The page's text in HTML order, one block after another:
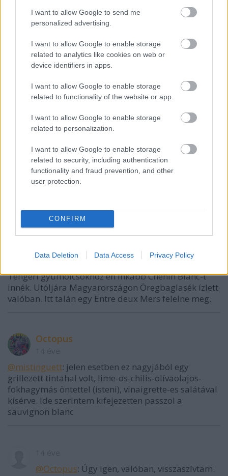
I want to allow Google to send me
personalized advertising.
I want to allow Google to enable storage
related to analytics like cookies on web or
device identifiers in apps.
I want to allow Google to enable storage
related to functionality of the website or app.
I want to allow Google to enable storage
related to personalization.
I want to allow Google to enable storage
related to security, including authentication
functionality and fraud prevention, and other
user protection.
CONFIRM
Data Deletion Data Access Privacy Policy
Szerintem nagyon megérne egy pár kört a
bor-étel vita. Én rendkívül kíváncsi vagyok a
szkeptikusok érveire (sőt: meggyőzhető is tudok
lenni).
Ebben az esetben nekem konkrétan a tintahalról
kicsit édeskés, és elég erős ízű. Igaz, nem sok
formáját ismerem, de amit kóstoltam (és/vagy
rántva, de azt most hagyjuk), vastag, erős ízű kaják
voltak. Nekem a tintahal a hal és a szárnyas között
fogyasztott diszkrét cucc, hanem egy karakteresebb
ízű, édeskés valami. Vagyis én szívesebben tennék
mellé egy kevésbé savas bort. Most így a Rhone-
völgyi fehérek ugranak be, de lehet, hogy a dél-
nagyon ismerem).
anggurputih
14 éve
Tengeri gyümölcsöknöz én inkább Chenin Blanc-t
innék. Utóljára Magyarországon Öregbaglasék ízlett
valóban. Itt talán egy Entre deux Mers felelne meg.
Octopus
@mistinguett: jelen esetben ez nagyjából egy
grillezett tintahal volt, lime-os-chilis-olívaolajos-
fokhagymás öntettel (isteni), vinaigrette-es salátával
kísérve. Ide szerintem kifejezetten passzol a
sauvignon blanc
@Octopus: Úgy igen, valóban, visszaszívtam.